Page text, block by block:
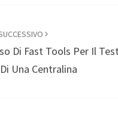
Di Fast Tools Per Il
Una Centralina